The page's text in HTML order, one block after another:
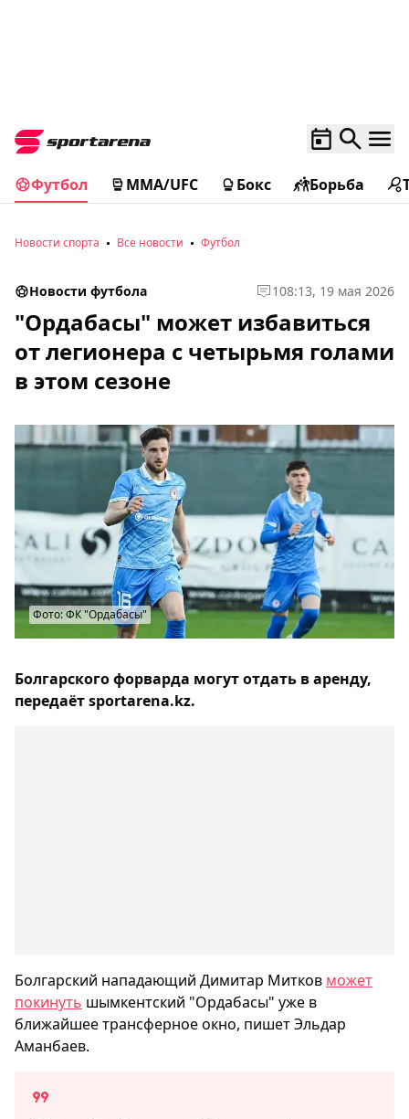
Футбол MMA/UFC Бокс Борьба
Новости спорта Все новости Футбол
Новости футбола 108:13, 19 мая 2026
"Ордабасы" может избавиться
от легионера с четырьмя голами
в этом сезоне
Фото: ФК "Ордабасы"
Болгарского форварда могут отдать в аренду,
передаёт sportarena.kz.
Болгарский нападающий Димитар Митков может
покинуть шымкентский "Ордабасы" уже в
ближайшее трансферное окно, пишет Эльдар
Аманбаев.